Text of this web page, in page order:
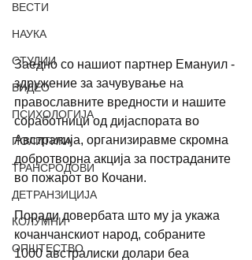
ВЕСТИ
НАУКА
СТУДИИ
ВИДЕО
ПСИХОЛОГИЈА
ПОЛИТИКА
ТРАНСРОДОВИ
ДЕТРАНЗИЦИЈА
КОЛУМНИ
ОПШТЕСТВО
Заедно со нашиот партнер Емануил -
здружение за зачувување на
православните вредности и нашите
соработници од дијаспората во
Австралија, организиравме скромна
добротворна акција за постраданите
во пожарот во Кочани.
Поради довербата што му ја укажа
кочанчанскиот народ, собраните
1000 австралиски долари беа